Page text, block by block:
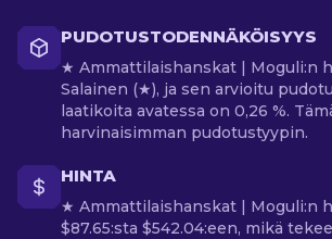
PUDOTUSTODENNÄKÖISYYS
★ Ammattilaishanskat | Moguli:n
Salainen (★), ja sen arvioitu
laatikoita avatessa on 0,26 %.
harvinaisimman pudotustyypin.
HINTA
★ Ammattilaishanskat | Moguli:n
$87.65:sta $542.04:een, mikä